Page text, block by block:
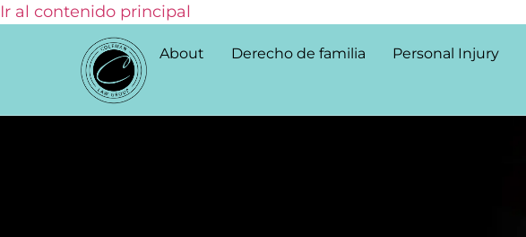
Ir al contenido principal
About Derecho de familia Personal Injury